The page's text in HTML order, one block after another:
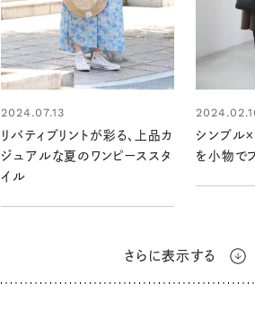
2024.07.13
リバティプリントが彩る、上品カ
ジュアルな夏のワンピーススタ
イル
シンプル
を小物で
さらに表示する